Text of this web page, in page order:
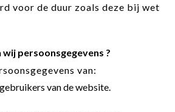
voor de duur zoals deze bij wet
persoonsgegevens ?
van:
van de website.